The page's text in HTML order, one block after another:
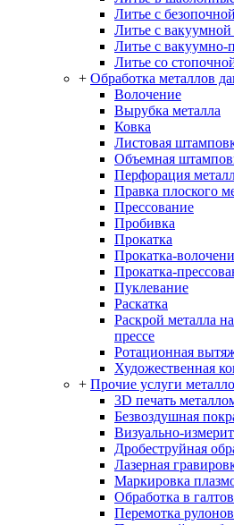
Литье с
Литье с
Литье с
Литье со
+ Обработка металлов
Волочение
Вырубка металла
Ковка
Листовая
Объемная
Перфорация
Правка плоского
Прессование
Пробивка
Прокатка
Прокатка-
Прокатка-
Пуклевание
Раскатка
Раскрой металла
прессе
Ротационная
Художественная
+ Прочие услуги
3D печать
Безвоздушная
Визуально-
Дробеструйная
Лазерная
Маркировка
Обработка в
Перемотка